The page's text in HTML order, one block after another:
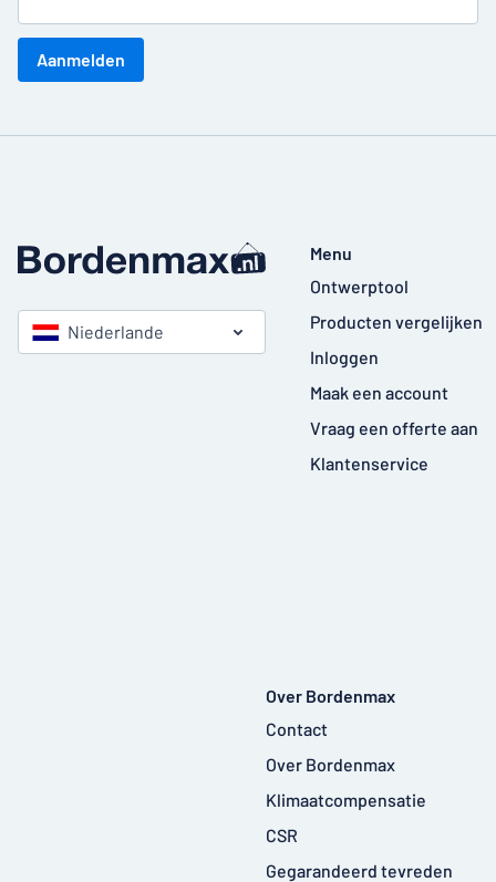
Aanmelden
Niederlande
Menu
Ontwerptool
Producten vergelijken
Inloggen
Maak een account
Vraag een offerte aan
Klantenservice
Over Bordenmax
Contact
Over Bordenmax
Klimaatcompensatie
CSR
Gegarandeerd tevreden